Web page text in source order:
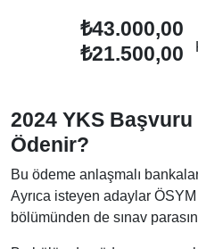
₺43.000,00
₺21.500,00
2024 YKS Başvuru
Ödenir?
Bu ödeme anlaşmalı
Ayrıca isteyen adaylar
bölümünden de sınav